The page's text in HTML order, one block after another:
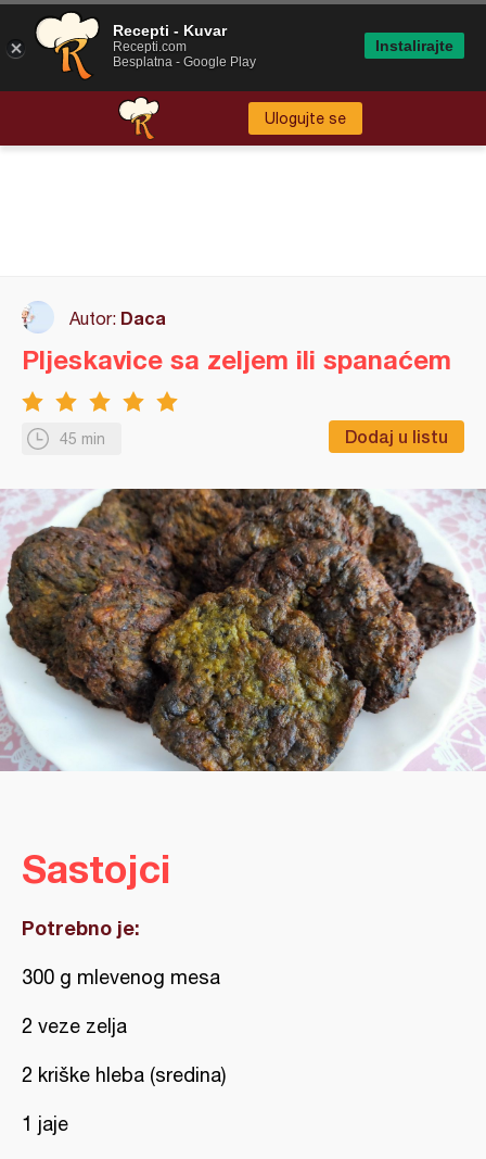
Ulogujte se
Autor: Daca
45 min Dodaj u listu
Pljeskavice sa zeljem ili spanaćem
Sastojci
Potrebno je:
300 g mlevenog mesa
2 veze zelja
2 kriške hleba (sredina)
1 jaje
Recepti - Kuvar
Recepti.com
Besplatna - Google Play
Instalirajte